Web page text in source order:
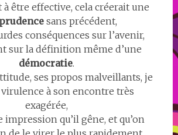
à être effective, cela créerait une
sans précédent,
conséquences sur l’avenir,
sur la définition même d’une
démocratie.
ses propos malveillants, je
à son encontre très
exagérée,
impression qu’il gêne, et qu’on